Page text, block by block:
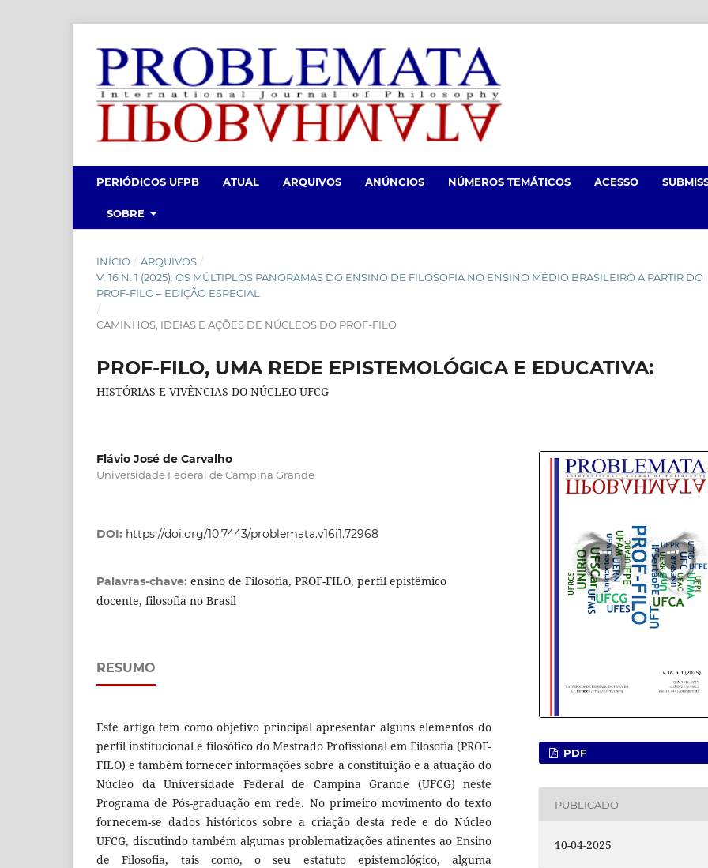
PERIÓDICOS UFPB ATUAL ARQUIVOS ANÚNCIOS NÚMEROS TEMÁTICOS ACESSO
SOBRE
INÍCIO / ARQUIVOS /
V. 16 N. 1 (2025): OS MÚLTIPLOS PANORAMAS DO ENSINO DE FILOSOFIA NO ENSINO MÉDIO BRASILEIRO A PARTIR DO
PROF-FILO – EDIÇÃO ESPECIAL
/
CAMINHOS, IDEIAS E AÇÕES DE NÚCLEOS DO PROF-FILO
PROF-FILO, UMA REDE EPISTEMOLÓGICA E EDUCATIVA:
HISTÓRIAS E VIVÊNCIAS DO NÚCLEO UFCG
Flávio José de Carvalho
Universidade Federal de Campina Grande
DOI: https://doi.org/10.7443/problemata.v16i1.72968
Palavras-chave: ensino de Filosofia, PROF-FILO, perfil epistêmico
docente, filosofia no Brasil
RESUMO
Este artigo tem como objetivo principal apresentar alguns elementos do
perfil institucional e filosófico do Mestrado Profissional em Filosofia (PROF-
FILO) e também fornecer informações sobre a constituição e a atuação do
Núcleo da Universidade Federal de Campina Grande (UFCG) neste
Programa de Pós-graduação em rede. No primeiro movimento do texto
fornecem-se dados históricos sobre a criação desta rede e do Núcleo
UFCG, discutindo também algumas problematizações atinentes ao Ensino
de Filosofia, tais como, o seu estatuto epistemológico, alguma
PDF
PUBLICADO
10-04-2025